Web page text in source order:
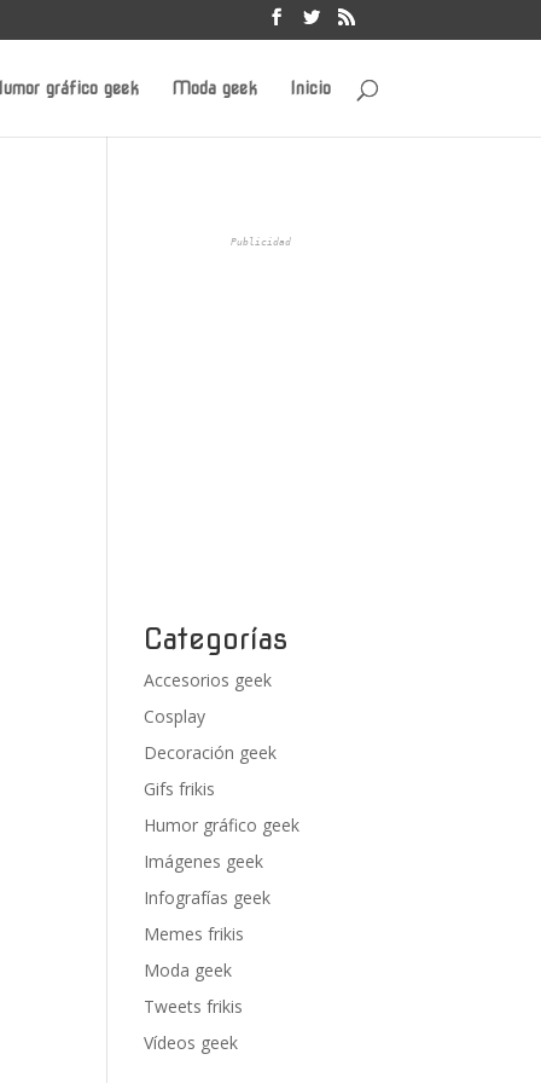
gráfico geek Moda geek Inicio
Publicidad
Categorías
Accesorios geek
Cosplay
Decoración geek
Gifs frikis
Humor gráfico geek
Imágenes geek
Infografías geek
Memes frikis
Moda geek
Tweets frikis
Vídeos geek